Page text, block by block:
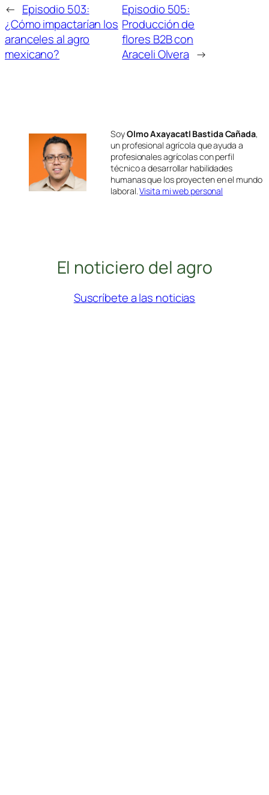
← Episodio 503:
¿Cómo impactarían los
aranceles al agro
mexicano?
Episodio 505:
Producción de
flores B2B con
Araceli Olvera →
SoyOlmo Axayacatl Bastida Cañada,
un profesional agrícola que ayuda a
profesionales agrícolas con perfil
técnico a desarrollar habilidades
humanas que los proyecten en el mundo
laboral.Visita mi web personal
El noticiero del agro
Suscríbete a las noticias